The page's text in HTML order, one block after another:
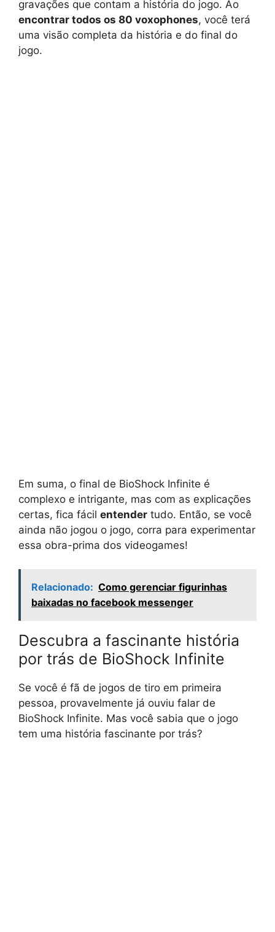
gravações que contam a história do jogo. Ao
encontrar todos os 80 voxophones, você terá
uma visão completa da história e do final do
jogo.
Em suma, o final de BioShock Infinite é
complexo e intrigante, mas com as explicações
certas, fica fácil entender tudo. Então, se você
ainda não jogou o jogo, corra para experimentar
essa obra-prima dos videogames!
Relacionado: Como gerenciar figurinhas
baixadas no facebook messenger
Descubra a fascinante história
por trás de BioShock Infinite
Se você é fã de jogos de tiro em primeira
pessoa, provavelmente já ouviu falar de
BioShock Infinite. Mas você sabia que o jogo
tem uma história fascinante por trás?